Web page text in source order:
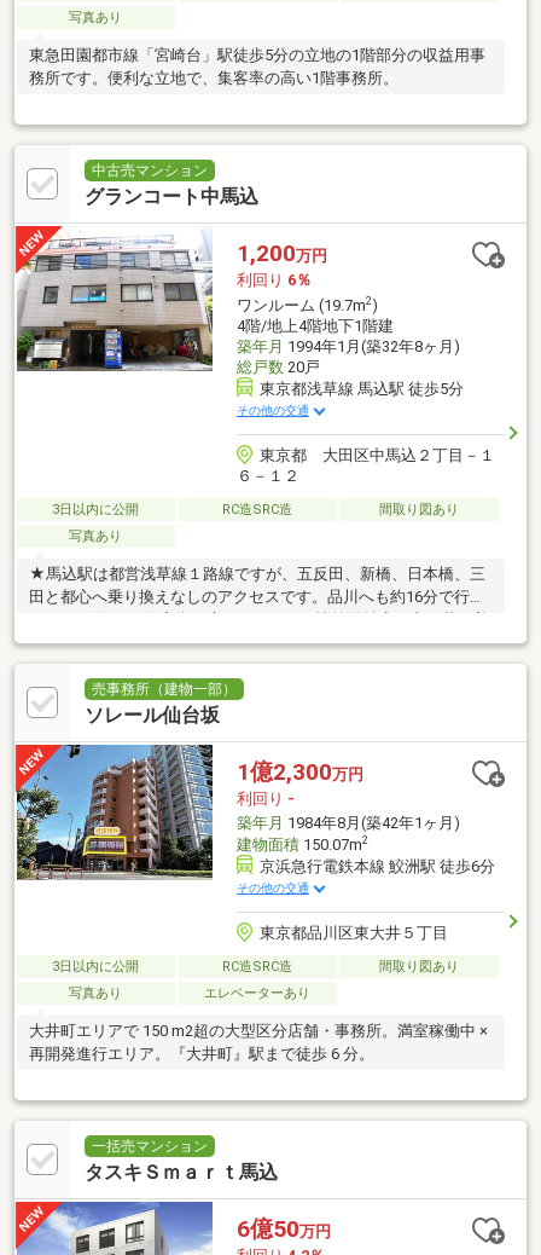
写真あり
東急田園都市線「宮崎台」駅徒歩5分の立地の1階部分の収益用事
務所です。便利な立地で、集客率の高い1階事務所。
中古売マンション
グランコート中馬込
1,200万円
利回り 6％
ワンルーム (19.7m2)
4階/地上4階地下1階建
築年月 1994年1月(築32年8ヶ月)
総戸数20戸
東京都浅草線 馬込駅 徒歩5分
その他の交通
東京都 大田区中馬込２丁目－１
６－１２
3日以内に公開 RC造SRC造
間取り図あり
写真あり
★馬込駅は都営浅草線１路線ですが、五反田、新橋、日本橋、三
田と都心へ乗り換えなしのアクセスです。品川へも約16分で行け
いて暮らせる街です。
売事務所（建物一部）
ソレール仙台坂
1億2,300万円
利回り -
築年月 1984年8月(築42年1ヶ月)
建物面積150.07m2
京浜急行電鉄本線 鮫洲駅 徒歩6分
その他の交通
東京都品川区東大井５丁目
3日以内に公開 RC造SRC造
間取り図あり
写真あり
エレベーターあり
大井町エリアで 150 m2超の大型区分店舗・事務所。満室稼働中 ×
再開発進行エリア。『大井町』駅まで徒歩 6 分。
一括売マンション
タスキＳｍａｒｔ馬込
6億50万円